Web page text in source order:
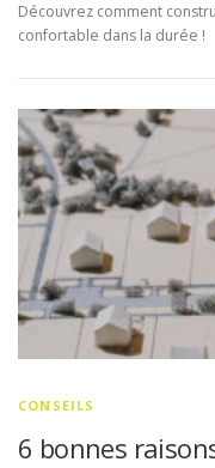
Découvrez comment
confortable dans la durée !
CONSEILS
6 bonnes